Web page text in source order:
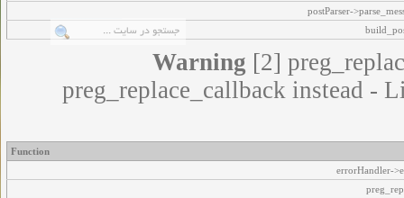
postParser-
Warning [2]
preg_replace_callback instead -
Function
errorHandler-